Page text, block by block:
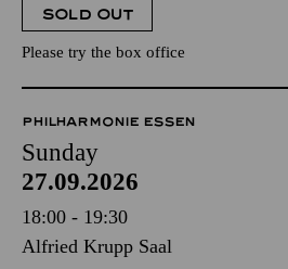
SOLD OUT
Please try the box office
PHILHARMONIE ESSEN
Sunday
27.09.2026
18:00 - 19:30
Alfried Krupp Saal